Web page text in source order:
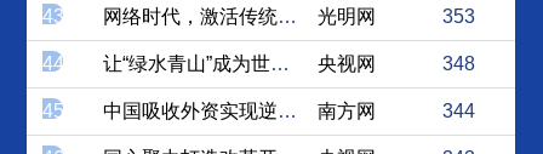
43 网络时代，激活传统节日的文... 光明网 353
44 让“绿水青山”成为世界未来... 央视网 348
45 中国吸收外资实现逆势增长背... 南方网 344